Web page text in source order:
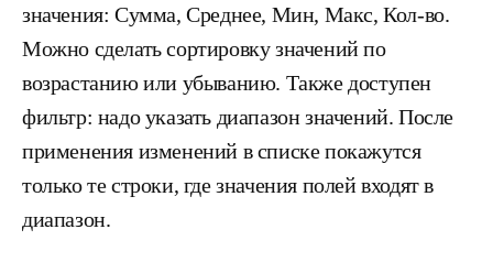
значения: Сумма, Среднее, Мин, Макс, Кол-во.
Можно сделать сортировку значений по
возрастанию или убыванию. Также доступен
фильтр: надо указать диапазон значений. После
применения изменений в списке покажутся
только те строки, где значения полей входят в
диапазон.